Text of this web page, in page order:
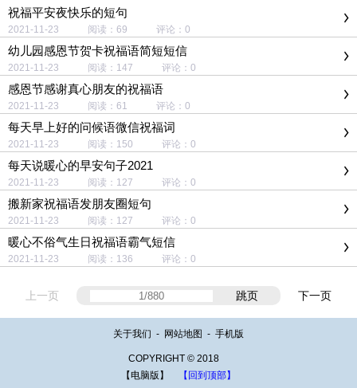
祝福平安夜快乐的短句
2021-11-23 阅读：69 评论：0
幼儿园感恩节贺卡祝福语简短短信
2021-11-23 阅读：147 评论：0
感恩节感谢真心朋友的祝福语
2021-11-23 阅读：61 评论：0
每天早上好的问候语微信祝福词
2021-11-23 阅读：150 评论：0
每天说暖心的早安句子2021
2021-11-23 阅读：127 评论：0
搬新家祝福语发朋友圈短句
2021-11-23 阅读：127 评论：0
暖心不俗气生日祝福语霸气短信
2021-11-23 阅读：136 评论：0
上一页 跳页 下一页
关于我们 - 网站地图 - 手机版
COPYRIGHT © 2018
【电脑版】
【回到顶部】